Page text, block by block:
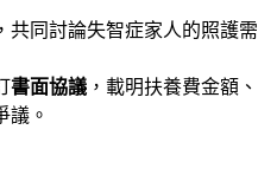
共同討論失智症家人的照護需
書面協議 ，載明扶養費金額、
議。